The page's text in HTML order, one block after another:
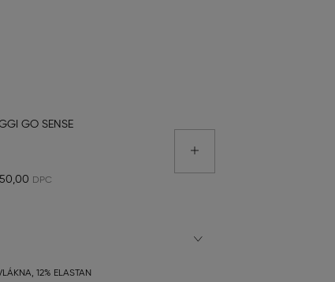
GO SENSE
12% ELASTAN